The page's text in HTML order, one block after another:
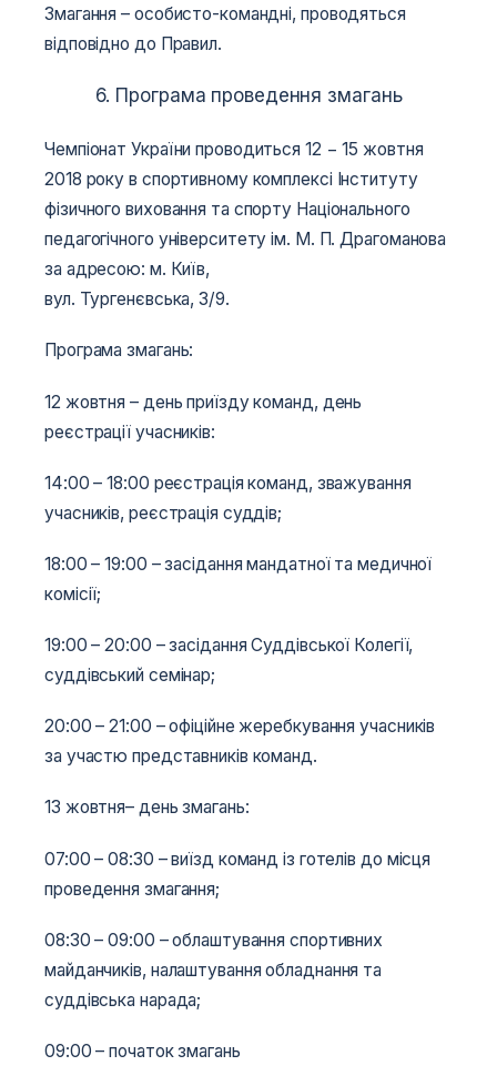
Змагання – особисто-командні, проводяться
відповідно до Правил.
6. Програма проведення змагань
Чемпіонат України проводиться 12 − 15 жовтня
2018 року в спортивному комплексі Інституту
фізичного виховання та спорту Національного
педагогічного університету ім. М. П. Драгоманова
за адресою: м. Київ,
вул. Тургенєвська, 3/9.
Програма змагань:
12 жовтня – день приїзду команд, день
реєстрації учасників:
14:00 – 18:00 реєстрація команд, зважування
учасників, реєстрація суддів;
18:00 – 19:00 – засідання мандатної та медичної
комісії;
19:00 – 20:00 – засідання Суддівської Колегії,
суддівський семінар;
20:00 – 21:00 – офіційне жеребкування учасників
за участю представників команд.
13 жовтня– день змагань:
07:00 – 08:30 – виїзд команд із готелів до місця
проведення змагання;
08:30 – 09:00 – облаштування спортивних
майданчиків, налаштування обладнання та
суддівська нарада;
09:00 – початок змагань